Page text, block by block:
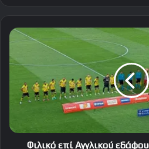
Φιλικό
Αγγλικού
εδάφους
τον
Ολυμπιακό
Φιλικό επί Αγγλικού